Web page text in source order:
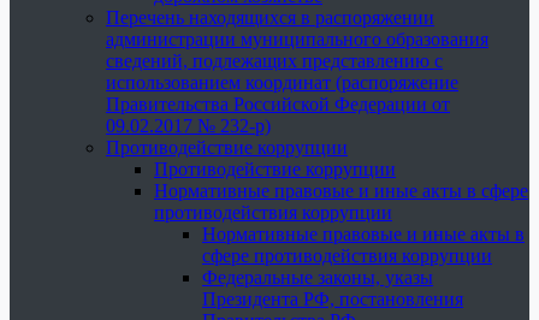
Перечень находящихся в распоряжении
администрации муниципального образования
сведений, подлежащих представлению с
использованием координат (распоряжение
Правительства Российской Федерации от
09.02.2017 № 232-р)
Противодействие коррупции
Противодействие коррупции
Нормативные правовые и иные акты в сфере
противодействия коррупции
Нормативные правовые и иные акты в
сфере противодействия коррупции
Федеральные законы, указы
Президента РФ, постановления